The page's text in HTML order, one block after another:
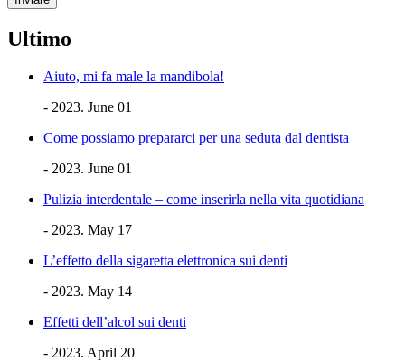
Ultimo
Aiuto, mi fa male la mandibola!
- 2023. June 01
Come possiamo prepararci per una seduta dal dentista
- 2023. June 01
Pulizia interdentale – come inserirla nella vita quotidiana
- 2023. May 17
L’effetto della sigaretta elettronica sui denti
- 2023. May 14
Effetti dell’alcol sui denti
- 2023. April 20